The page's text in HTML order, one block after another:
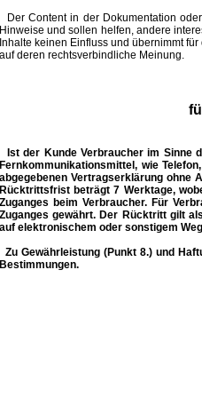
Content in der Dokumentation oder
Hinweise und sollen helfen, andere
Inhalte keinen Einfluss und übernimmt
auf deren rechtsverbindliche Meinung.
Ist der Kunde Verbraucher im Sinne
Fernkommunikationsmittel, wie
abgegebenen Vertragserklärung ohne
Rücktrittsfrist beträgt 7 Werktage,
Zuganges beim Verbraucher. Für
Zuganges gewährt. Der Rücktritt gilt
auf elektronischem oder sonstigem
Zu Gewährleistung (Punkt 8.) und
Bestimmungen.